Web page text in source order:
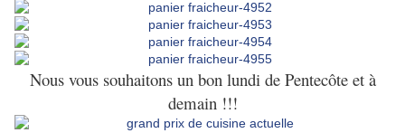
Nous vous souhaitons un bon lundi de Pentecôte et à
demain !!!